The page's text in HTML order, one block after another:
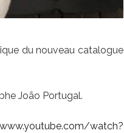
du nouveau catalogue
João Portugal.
watch?